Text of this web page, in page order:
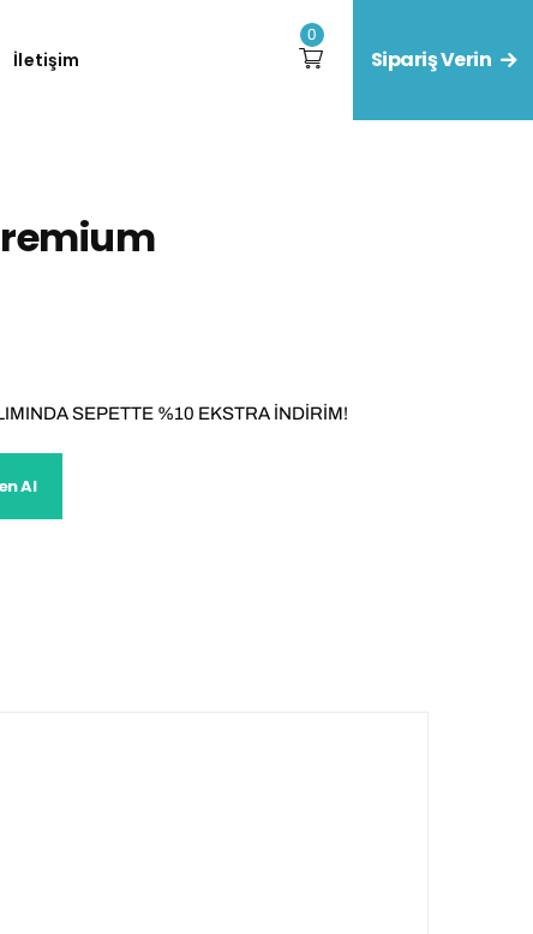
İletişim
0
Sipariş Verin
SEPETTE %10 EKSTRA İNDİRİM!
Al